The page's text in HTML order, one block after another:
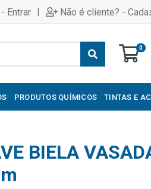
Entrar | Não é cliente? -
0
PRODUTOS QUÍMICOS TINTAS E
BIELA